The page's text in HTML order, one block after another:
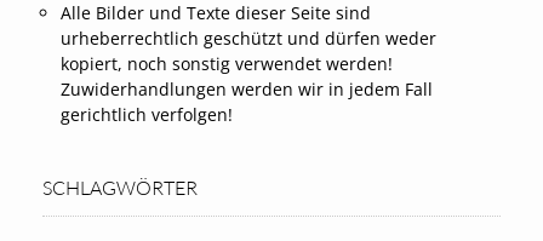
Alle Bilder und Texte dieser Seite sind
urheberrechtlich geschützt und dürfen weder
kopiert, noch sonstig verwendet werden!
Zuwiderhandlungen werden wir in jedem Fall
gerichtlich verfolgen!
SCHLAGWÖRTER